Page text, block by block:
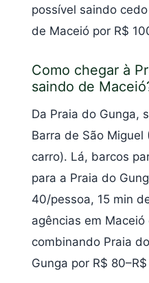
possível saindo
de Maceió por R$
Como chegar à
saindo de
Da Praia do Gunga,
Barra de São
carro). Lá, barcos
para a Praia do
40/pessoa, 15 min
agências em
combinando Praia
Gunga por R$